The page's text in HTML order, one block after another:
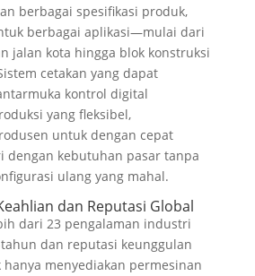
berbagai spesifikasi produk,
berbagai aplikasi—mulai dari
jalan kota hingga blok konstruksi
cetakan yang dapat
kontrol digital
yang fleksibel,
untuk dengan cepat
dengan kebutuhan pasar tanpa
ulang yang mahal.
dan Reputasi Global
dari 23 pengalaman industri
dan reputasi keunggulan
hanya menyediakan permesinan